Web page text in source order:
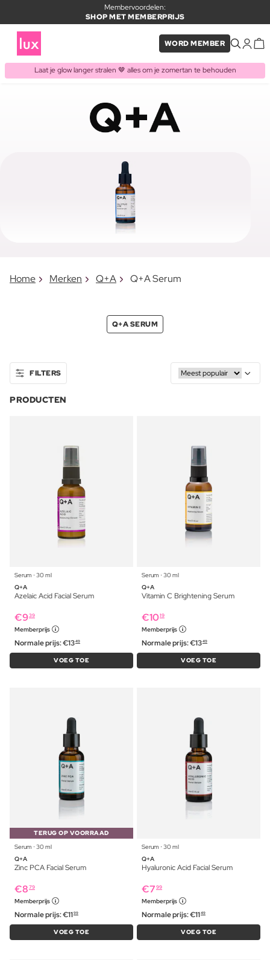
Membervoordelen:
SHOP MET MEMBERPRIJS
WORD MEMBER
Laat je glow langer stralen 🤎 alles om je zomertan te behouden
Home Merken Q+A Q+A Serum
Q+A SERUM
FILTERS
PRODUCTEN
Serum ⋅ 30 ml
Q+A
Azelaic Acid Facial Serum
€939
Memberprijs
Normale prijs:€1349
VOEG TOE
Serum ⋅ 30 ml
Q+A
Vitamin C Brightening Serum
€1019
Memberprijs
Normale prijs:€1349
VOEG TOE
TERUG OP VOORRAAD
Serum ⋅ 30 ml
Q+A
Zinc PCA Facial Serum
€8 79
Memberprijs
Normale prijs:€1199
VOEG TOE
Serum ⋅ 30 ml
Q+A
Hyaluronic Acid Facial Serum
€7 99
Memberprijs
Normale prijs:€1149
VOEG TOE